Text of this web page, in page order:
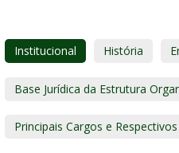
Institucional História
Base Jurídica da Estrutura
Principais Cargos e